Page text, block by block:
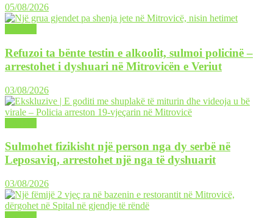
05/08/2026
Refuzoi ta bënte testin e alkoolit, sulmoi policinë –
arrestohet i dyshuari në Mitrovicën e Veriut
03/08/2026
Sulmohet fizikisht një person nga dy serbë në
Leposaviq, arrestohet një nga të dyshuarit
03/08/2026